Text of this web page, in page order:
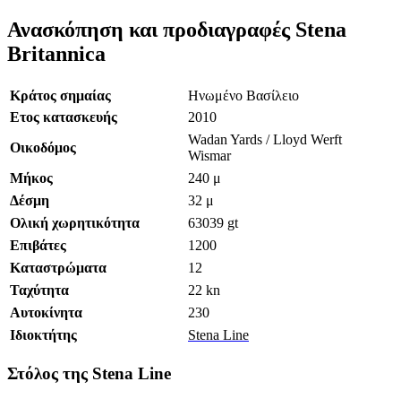
Ανασκόπηση και προδιαγραφές Stena
Britannica
Κράτος σημαίας
Ηνωμένο Βασίλειο
Ετος κατασκευής
2010
Οικοδόμος
Wadan Yards / Lloyd Werft
Wismar
Μήκος
240 μ
Δέσμη
32 μ
Ολική χωρητικότητα
63039 gt
Επιβάτες
1200
Καταστρώματα
12
Ταχύτητα
22 kn
Αυτοκίνητα
230
Ιδιοκτήτης
Stena Line
Στόλος της Stena Line